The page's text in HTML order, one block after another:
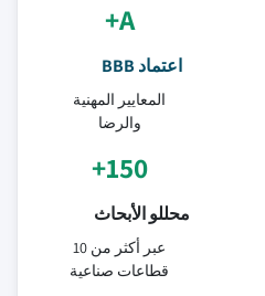
A+
اعتماد BBB
المعايير المهنية
والرضا
150+
محللو الأبحاث
عبر أكثر من 10
قطاعات صناعية